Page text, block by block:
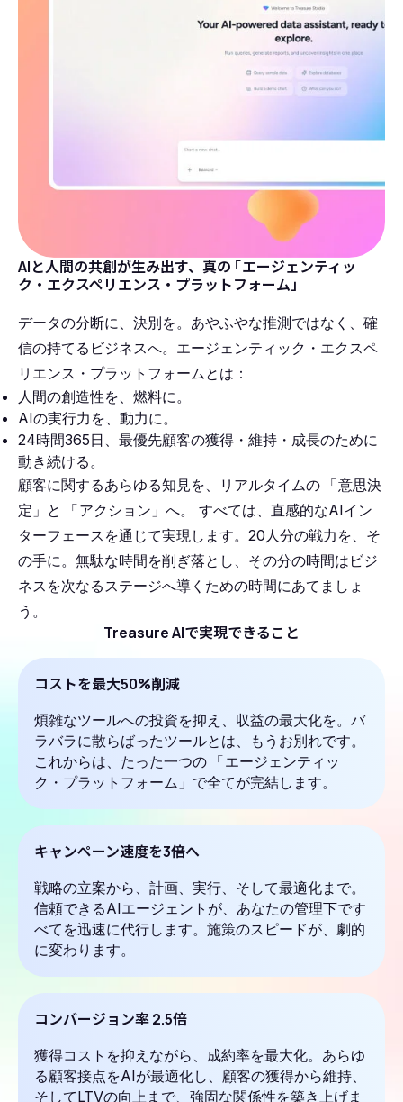
AIと人間の共創が生み出す、真の 「エージェンティッ
ク・エクスペリエンス・プラットフォーム」
データの分断に、決別を。あやふやな推測ではなく、確
信の持てるビジネスへ。エージェンティック・エクスペ
リエンス・プラットフォームとは：
人間の創造性を、燃料に。
AIの実行力を、動力に。
24時間365日、最優先顧客の獲得・維持・成長のために
動き続ける。
顧客に関するあらゆる知見を、リアルタイムの 「意思決
定」と
「アクション」へ。 すべては、直感的なAIイン
ターフェースを通じて実現します。20人分の戦力を、そ
の手に。無駄な時間を削ぎ落とし、その分の時間はビジ
ネスを次なるステージへ導くための時間にあてましょ
う。
Treasure AIで実現できること
コストを最大50%削減
煩雑なツールへの投資を抑え、収益の最大化を。バ
ラバラに散らばったツールとは、もうお別れです。
これからは、たった一つの 「エージェンティッ
ク・プラットフォーム」で全てが完結します。
キャンペーン速度を3倍へ
戦略の立案から、計画、実行、そして最適化まで。
信頼できるAIエージェントが、あなたの管理下です
べてを迅速に代行します。施策のスピードが、劇的
に変わります。
コンバージョン率 2.5倍
獲得コストを抑えながら、成約率を最大化。あらゆ
る顧客接点をAIが最適化し、顧客の獲得から維持、
そしてLTVの向上まで、強固な関係性を築き上げま